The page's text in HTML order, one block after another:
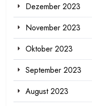
Dezember 2023
November 2023
Oktober 2023
September 2023
August 2023